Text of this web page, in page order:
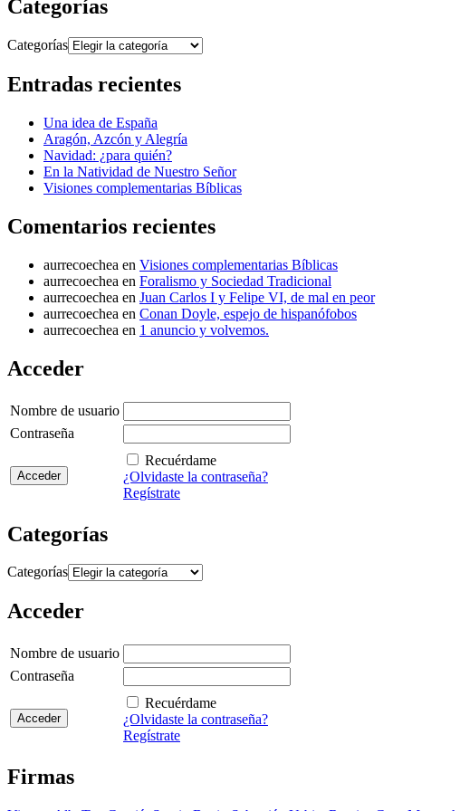
Categorías
Categorías
Entradas recientes
Una idea de España
Aragón, Azcón y Alegría
Navidad: ¿para quién?
En la Natividad de Nuestro Señor
Visiones complementarias Bíblicas
Comentarios recientes
aurrecoechea en Visiones complementarias Bíblicas
aurrecoechea en Foralismo y Sociedad Tradicional
aurrecoechea en Juan Carlos I y Felipe VI, de mal en peor
aurrecoechea en Conan Doyle, espejo de hispanófobos
aurrecoechea en 1 anuncio y volvemos.
Acceder
Nombre de usuario
Contraseña
Recuérdame
¿Olvidaste la contraseña?
Regístrate
Categorías
Categorías
Acceder
Nombre de usuario
Contraseña
Recuérdame
¿Olvidaste la contraseña?
Regístrate
Firmas